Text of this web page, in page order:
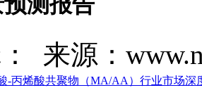
来源：
-丙烯酸共聚物（MA/AA）行业市场